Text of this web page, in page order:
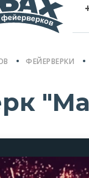
ФЕЙЕРВЕРКИ